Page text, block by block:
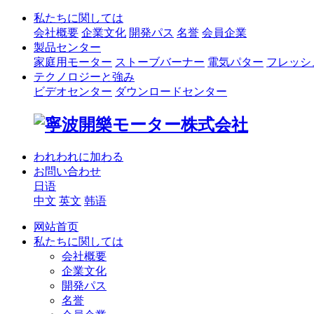
私たちに関しては
会社概要 企業文化 開発パス 名誉 会員企業
製品センター
家庭用モーター ストーブバーナー 電気パター フレッシ
テクノロジーと強み
ビデオセンター ダウンロードセンター
われわれに加わる
お問い合わせ
日语
中文 英文 韩语
网站首页
私たちに関しては
会社概要
企業文化
開発パス
名誉